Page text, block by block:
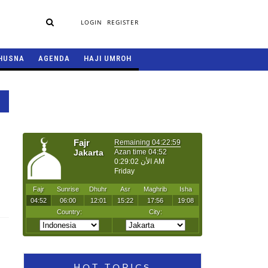
LOGIN REGISTER
AGENDA HAJI UMROH